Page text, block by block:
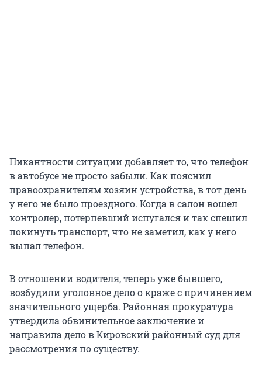
Пикантности ситуации добавляет то, что телефон
в автобусе не просто забыли. Как пояснил
правоохранителям хозяин устройства, в тот день
у него не было проездного. Когда в салон вошел
контролер, потерпевший испугался и так спешил
покинуть транспорт, что не заметил, как у него
выпал телефон.
В отношении водителя, теперь уже бывшего,
возбудили уголовное дело о краже с причинением
значительного ущерба. Районная прокуратура
утвердила обвинительное заключение и
направила дело в Кировский районный суд для
рассмотрения по существу.